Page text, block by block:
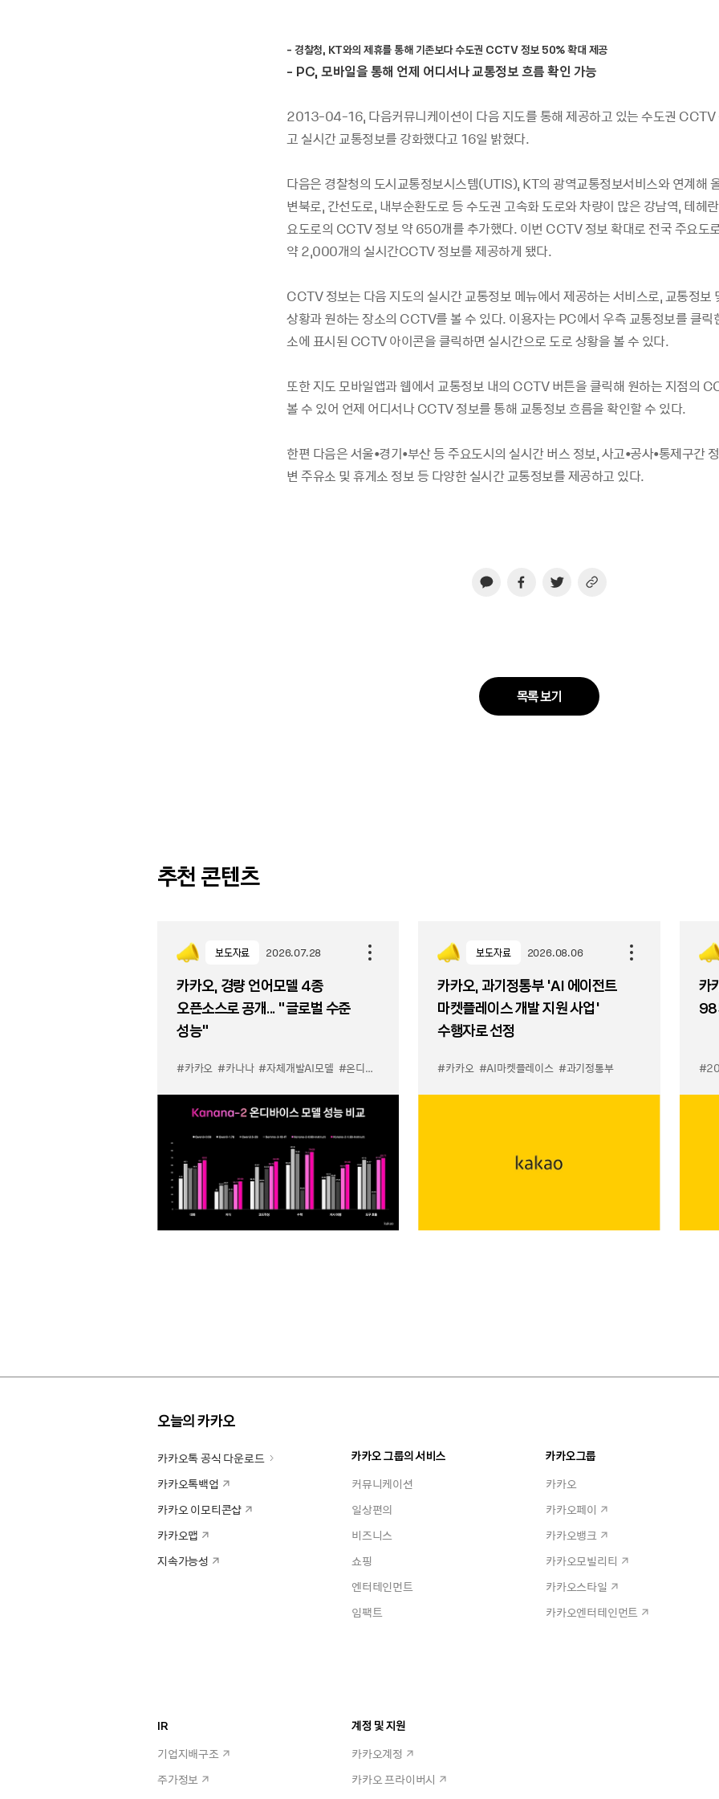
- 경찰청, KT와의 제휴를 통해 기존보다 수도권 CCTV 정보 50% 확대 제공
- PC, 모바일을 통해 언제 어디서나 교통정보 흐름 확인 가능
2013-04-16, 다음커뮤니케이션이 다음 지도를 통해 제공하고 있는 수도권 CCTV
고 실시간 교통정보를 강화했다고 16일 밝혔다.
다음은 경찰청의 도시교통정보시스템(UTIS), KT의 광역교통정보서비스와 연계해
변북로, 간선도로, 내부순환도로 등 수도권 고속화 도로와 차량이 많은 강남역, 테헤
요도로의 CCTV 정보 약 650개를 추가했다. 이번 CCTV 정보 확대로 전국 주요도
약 2,000개의 실시간CCTV 정보를 제공하게 됐다.
CCTV 정보는 다음 지도의 실시간 교통정보 메뉴에서 제공하는 서비스로, 교통정보
상황과 원하는 장소의 CCTV를 볼 수 있다. 이용자는 PC에서 우측 교통정보를 클릭
소에 표시된 CCTV 아이콘을 클릭하면 실시간으로 도로 상황을 볼 수 있다.
또한 지도 모바일앱과 웹에서 교통정보 내의 CCTV 버튼을 클릭해 원하는 지점의
볼 수 있어 언제 어디서나 CCTV 정보를 통해 교통정보 흐름을 확인할 수 있다.
한편 다음은 서울•경기•부산 등 주요도시의 실시간 버스 정보, 사고•공사•통제구간
변 주유소 및 휴게소 정보 등 다양한 실시간 교통정보를 제공하고 있다.
목록 보기
추천 콘텐츠
보도자료 2026.07.28
카카오, 경량 언어모델 4종
오픈소스로 공개... “글로벌 수준
성능”
#카카오 #카나나 #자체개발AI모델 #온디바이스
보도자료 2026.08.06
카카오, 과기정통부 ‘AI 에이전트
마켓플레이스 개발 지원 사업’
수행자로 선정
#카카오 #AI마켓플레이스 #과기정통부
카
오늘의 카카오
카카오톡 공식 다운로드
카카오톡백업
카카오 이모티콘샵
카카오맵
지속가능성
카카오 그룹의 서비스
커뮤니케이션
일상편의
비즈니스
쇼핑
엔터테인먼트
임팩트
카카오그룹
카카오
카카오페이
카카오뱅크
카카오모빌리티
카카오스타일
카카오엔터테인먼트
IR
기업지배구조
주가정보
계정 및 지원
카카오계정
카카오 프라이버시